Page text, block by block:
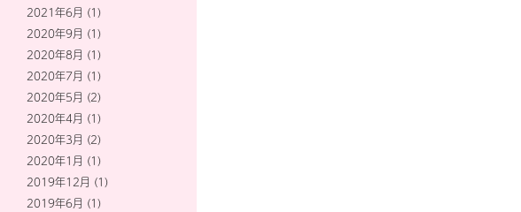
2021年6月 (1)
2020年9月 (1)
2020年8月 (1)
2020年7月 (1)
2020年5月 (2)
2020年4月 (1)
2020年3月 (2)
2020年1月 (1)
2019年12月 (1)
2019年6月 (1)